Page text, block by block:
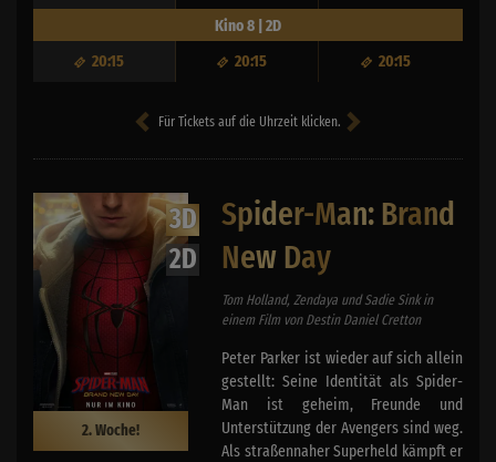
20:15 20:15 20:15
Kino 8 | 2D
Für Tickets auf die Uhrzeit klicken.
3D
2D
2. Woche!
Spider-Man: Brand
New Day
Tom Holland, Zendaya und Sadie Sink in
einem Film von Destin Daniel Cretton
Peter Parker ist wieder auf sich allein
gestellt: Seine Identität als Spider-
Man ist geheim, Freunde und
Unterstützung der Avengers sind weg.
Als straßennaher Superheld kämpft er